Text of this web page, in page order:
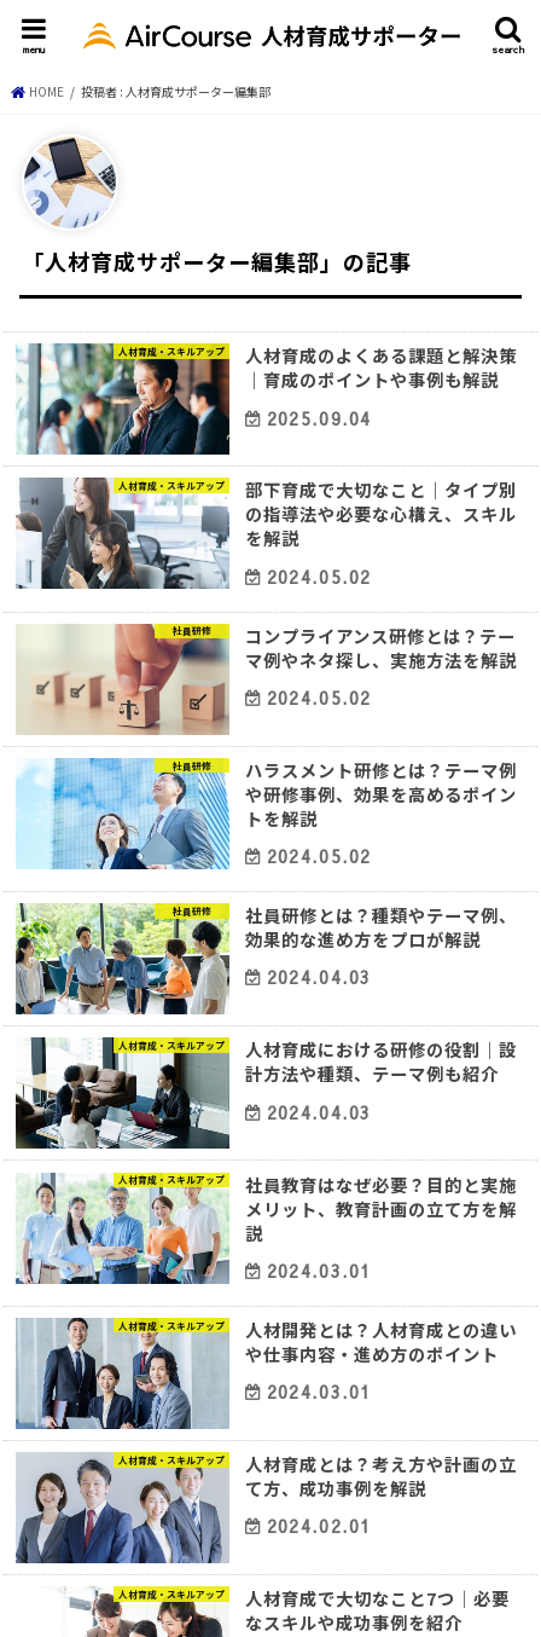
search
menu
HOME 投稿者 : 人材育成サポーター編集部
「人材育成サポーター編集部」の記事
人材育成・スキルアップ
人材育成のよくある課題と解決策
｜育成のポイントや事例も解説
2025.09.04
人材育成・スキルアップ
部下育成で大切なこと｜タイプ別
の指導法や必要な心構え、スキル
を解説
2024.05.02
社員研修
コンプライアンス研修とは？テー
マ例やネタ探し、実施方法を解説
2024.05.02
社員研修
ハラスメント研修とは？テーマ例
や研修事例、効果を高めるポイン
トを解説
2024.05.02
社員研修
社員研修とは？種類やテーマ例、
効果的な進め方をプロが解説
2024.04.03
人材育成・スキルアップ
人材育成における研修の役割｜設
計方法や種類、テーマ例も紹介
2024.04.03
人材育成・スキルアップ
社員教育はなぜ必要？目的と実施
メリット、教育計画の立て方を解
説
2024.03.01
人材育成・スキルアップ
人材開発とは？人材育成との違い
や仕事内容・進め方のポイント
2024.03.01
人材育成・スキルアップ
人材育成とは？考え方や計画の立
て方、成功事例を解説
2024.02.01
人材育成・スキルアップ
人材育成で大切なこと7つ｜必要
なスキルや成功事例を紹介